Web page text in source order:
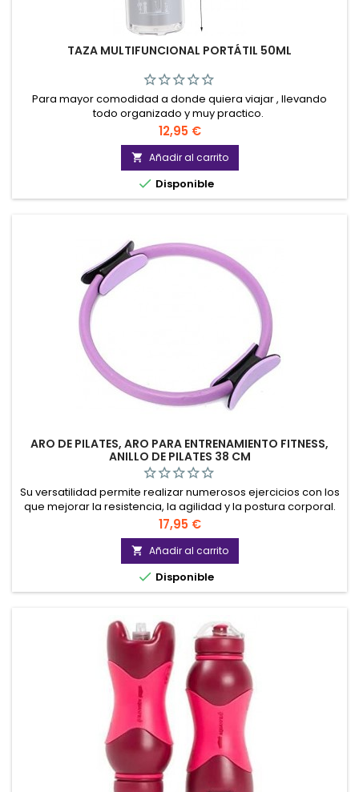
TAZA MULTIFUNCIONAL PORTÁTIL 50ML
Para mayor comodidad a donde quiera viajar , llevando
todo organizado y muy practico.
Precio
12,95 €
 Añadir al carrito
 Disponible
ARO DE PILATES, ARO PARA ENTRENAMIENTO FITNESS,
ANILLO DE PILATES 38 CM
Su versatilidad permite realizar numerosos ejercicios con los
que mejorar la resistencia, la agilidad y la postura corporal.
Precio
17,95 €
 Añadir al carrito
 Disponible